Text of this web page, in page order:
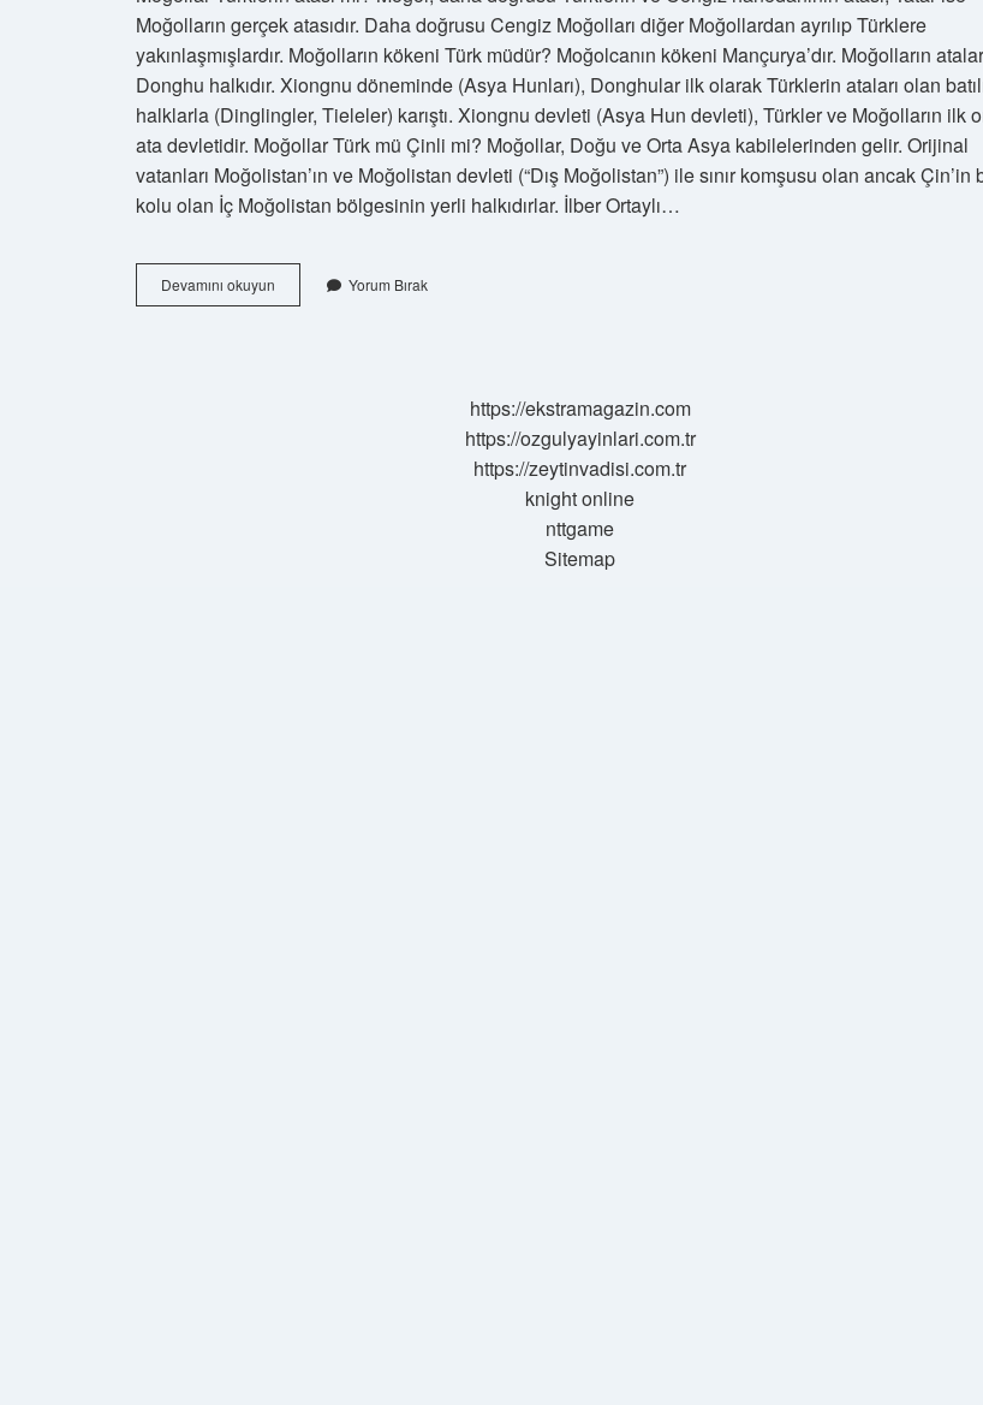
Moğolların gerçek atasıdır. Daha doğrusu Cengiz Moğolları diğer Moğollardan ayrılıp Türklere
yakınlaşmışlardır. Moğolların kökeni Türk müdür? Moğolcanın kökeni Mançurya’dır. Moğolların
Donghu halkıdır. Xiongnu döneminde (Asya Hunları), Donghular ilk olarak Türklerin ataları olan
halklarla (Dinglingler, Tieleler) karıştı. Xiongnu devleti (Asya Hun devleti), Türkler ve Moğolların ilk
ata devletidir. Moğollar Türk mü Çinli mi? Moğollar, Doğu ve Orta Asya kabilelerinden gelir. Orijinal
vatanları Moğolistan’ın ve Moğolistan devleti (“Dış Moğolistan”) ile sınır komşusu olan ancak Çin’in
kolu olan İç Moğolistan bölgesinin yerli halkıdırlar. İlber Ortaylı…
Devamını okuyun Moğollar
Türk
Yorum Bırak
https://ekstramagazin.com
https://ozgulyayinlari.com.tr
https://zeytinvadisi.com.tr
knight online
nttgame
Sitemap